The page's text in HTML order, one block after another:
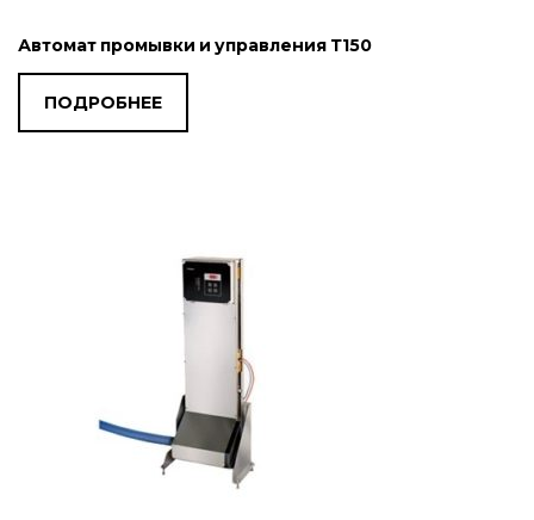
Автомат промывки и управления Т150
ПОДРОБНЕЕ